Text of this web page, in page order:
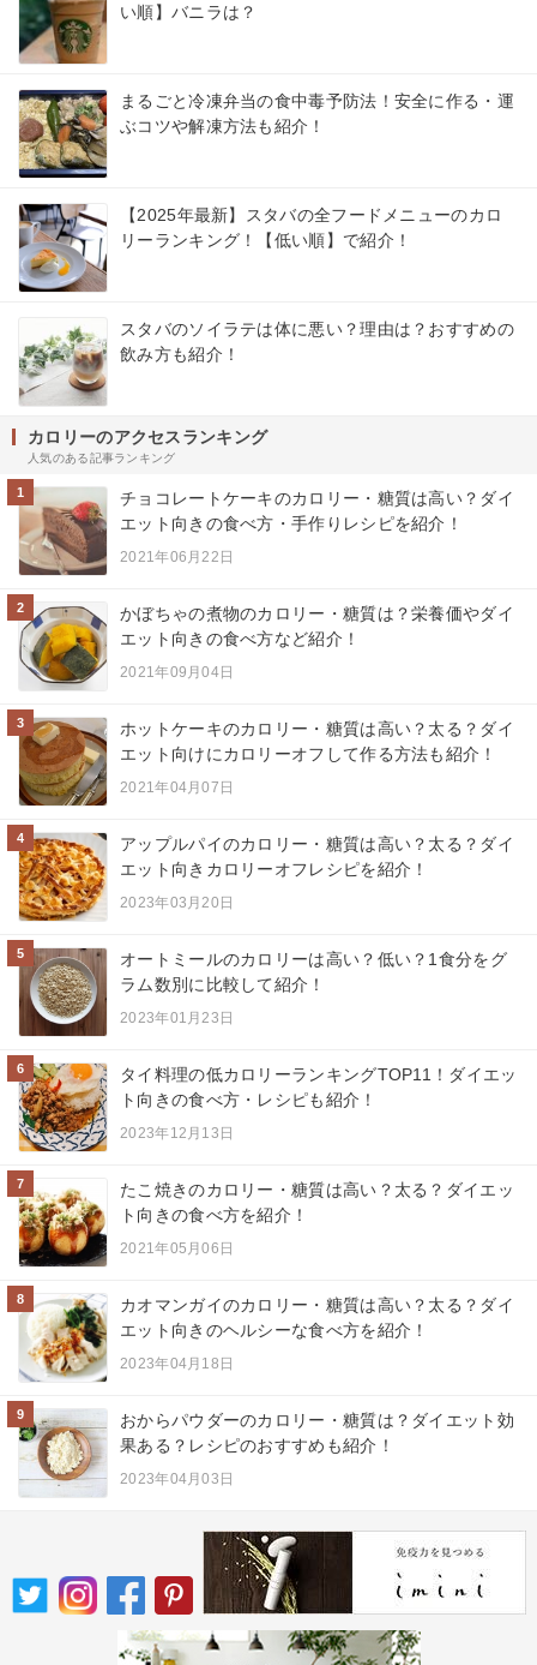
い順】バニラは？
まるごと冷凍弁当の食中毒予防法！安全に作る・運
ぶコツや解凍方法も紹介！
【2025年最新】スタバの全フードメニューのカロ
リーランキング！【低い順】で紹介！
スタバのソイラテは体に悪い？理由は？おすすめの
飲み方も紹介！
カロリーのアクセスランキング
人気のある記事ランキング
1
チョコレートケーキのカロリー・糖質は高い？ダイ
エット向きの食べ方・手作りレシピを紹介！
2021年06月22日
2
かぼちゃの煮物のカロリー・糖質は？栄養価やダイ
エット向きの食べ方など紹介！
2021年09月04日
3
ホットケーキのカロリー・糖質は高い？太る？ダイ
エット向けにカロリーオフして作る方法も紹介！
2021年04月07日
4
アップルパイのカロリー・糖質は高い？太る？ダイ
エット向きカロリーオフレシピを紹介！
2023年03月20日
5
オートミールのカロリーは高い？低い？1食分をグ
ラム数別に比較して紹介！
2023年01月23日
6
タイ料理の低カロリーランキングTOP11！ダイエッ
ト向きの食べ方・レシピも紹介！
2023年12月13日
7
たこ焼きのカロリー・糖質は高い？太る？ダイエッ
ト向きの食べ方を紹介！
2021年05月06日
8
カオマンガイのカロリー・糖質は高い？太る？ダイ
エット向きのヘルシーな食べ方を紹介！
2023年04月18日
9
おからパウダーのカロリー・糖質は？ダイエット効
果ある？レシピのおすすめも紹介！
2023年04月03日